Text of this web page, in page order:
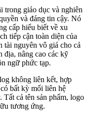
trong giáo dục và nghiên
và đáng tin cậy. Nó
cấp hiểu biết về xu
tiếp cận toàn diện của
tài nguyên vô giá cho cả
địa, nâng cao các kỹ
ngữ phức tạp.
không liên kết, hợp
bất kỳ mối liên hệ
cả tên sản phẩm, logo
tương ứng.